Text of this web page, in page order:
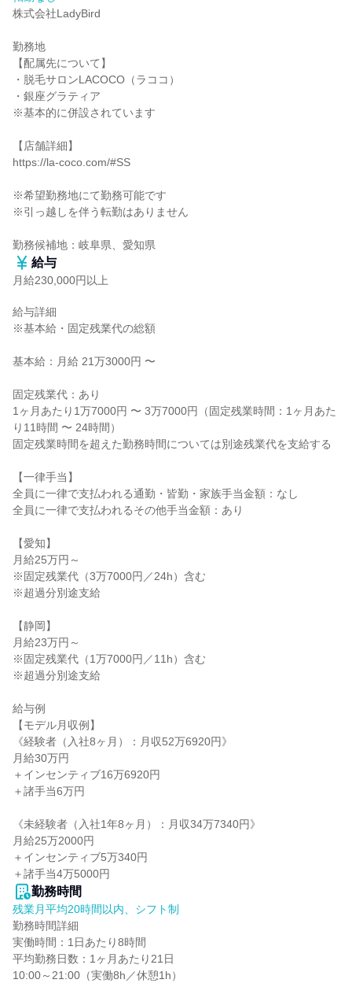
株式会社LadyBird
勤務地
【配属先について】
・脱毛サロンLACOCO（ラココ）
・銀座グラティア
※基本的に併設されています
【店舗詳細】
https://la-coco.com/#SS
※希望勤務地にて勤務可能です
※引っ越しを伴う転勤はありません
勤務候補地：岐阜県、愛知県
給与
月給230,000円以上
給与詳細
※基本給・固定残業代の総額
基本給：月給 21万3000円 〜
固定残業代：あり
1ヶ月あたり1万7000円 〜 3万7000円（固定残業時間：1ヶ月あた
り11時間 〜 24時間）
固定残業時間を超えた勤務時間については別途残業代を支給する
【一律手当】
全員に一律で支払われる通勤・皆勤・家族手当金額：なし
全員に一律で支払われるその他手当金額：あり
【愛知】
月給25万円～
※固定残業代（3万7000円／24h）含む
※超過分別途支給
【静岡】
月給23万円～
※固定残業代（1万7000円／11h）含む
※超過分別途支給
給与例
【モデル月収例】
《経験者（入社8ヶ月）：月収52万6920円》
月給30万円
＋インセンティブ16万6920円
＋諸手当6万円
《未経験者（入社1年8ヶ月）：月収34万7340円》
月給25万2000円
＋インセンティブ5万340円
＋諸手当4万5000円
勤務時間
残業月平均20時間以内、シフト制
勤務時間詳細
実働時間：1日あたり8時間
平均勤務日数：1ヶ月あたり21日
10:00～21:00（実働8h／休憩1h）